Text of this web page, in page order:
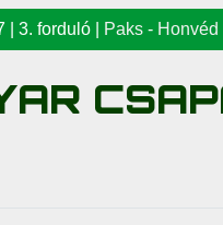
| 3. forduló | Paks - Honvéd